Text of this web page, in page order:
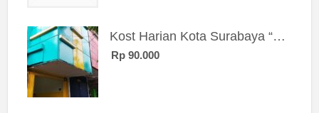
Kost Harian Kota Surabaya “Sierra Kost”
Rp 90.000